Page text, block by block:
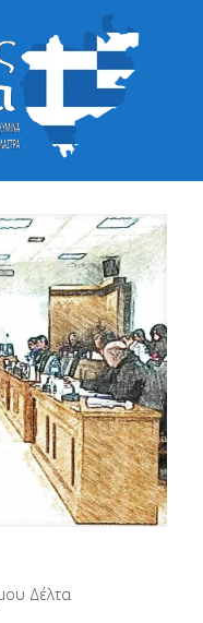
Δέλτα